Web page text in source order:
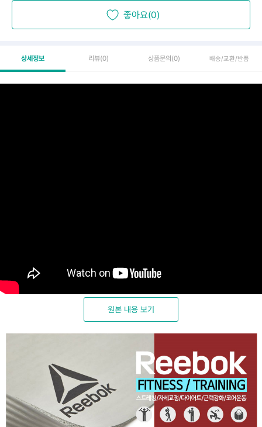
좋아요(0)
상세정보 리뷰(0) 상품문의 (0) 배송/교환/반품
원본 내용 보기